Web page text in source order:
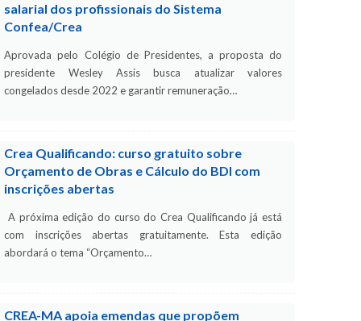
salarial dos profissionais do Sistema
Confea/Crea
Aprovada pelo Colégio de Presidentes, a proposta do
presidente Wesley Assis busca atualizar valores
congelados desde 2022 e garantir remuneração…
Crea Qualificando: curso gratuito sobre
Orçamento de Obras e Cálculo do BDI com
inscrições abertas
A próxima edição do curso do Crea Qualificando já está
com inscrições abertas gratuitamente. Esta edição
abordará o tema “Orçamento…
CREA-MA apoia emendas que propõem